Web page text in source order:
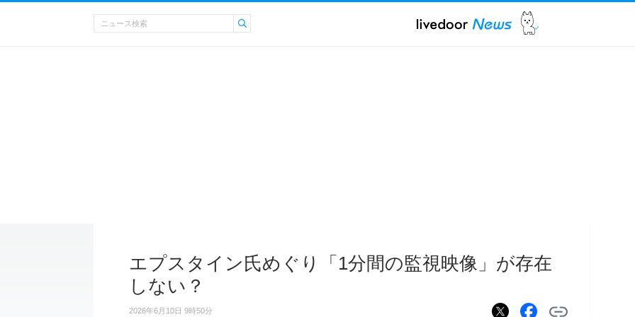
エプスタイン氏めぐり「1分間の監視映像」が存在
しない？
2026年6月10日 9時50分